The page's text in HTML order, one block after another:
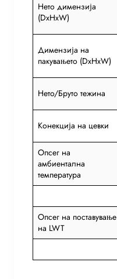
Нето димензија
(DxHxW)
Димензија на
пакувањето (DxHxW)
Нето/Бруто тежина
Конекција на цевки
Опсег на
амбиентална
температура
Опсег на поставување
на LWT